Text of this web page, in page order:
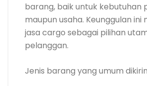
barang, baik untuk kebutuhan
maupun usaha. Keunggulan ini
jasa cargo sebagai pilihan
pelanggan.
Jenis barang yang umum